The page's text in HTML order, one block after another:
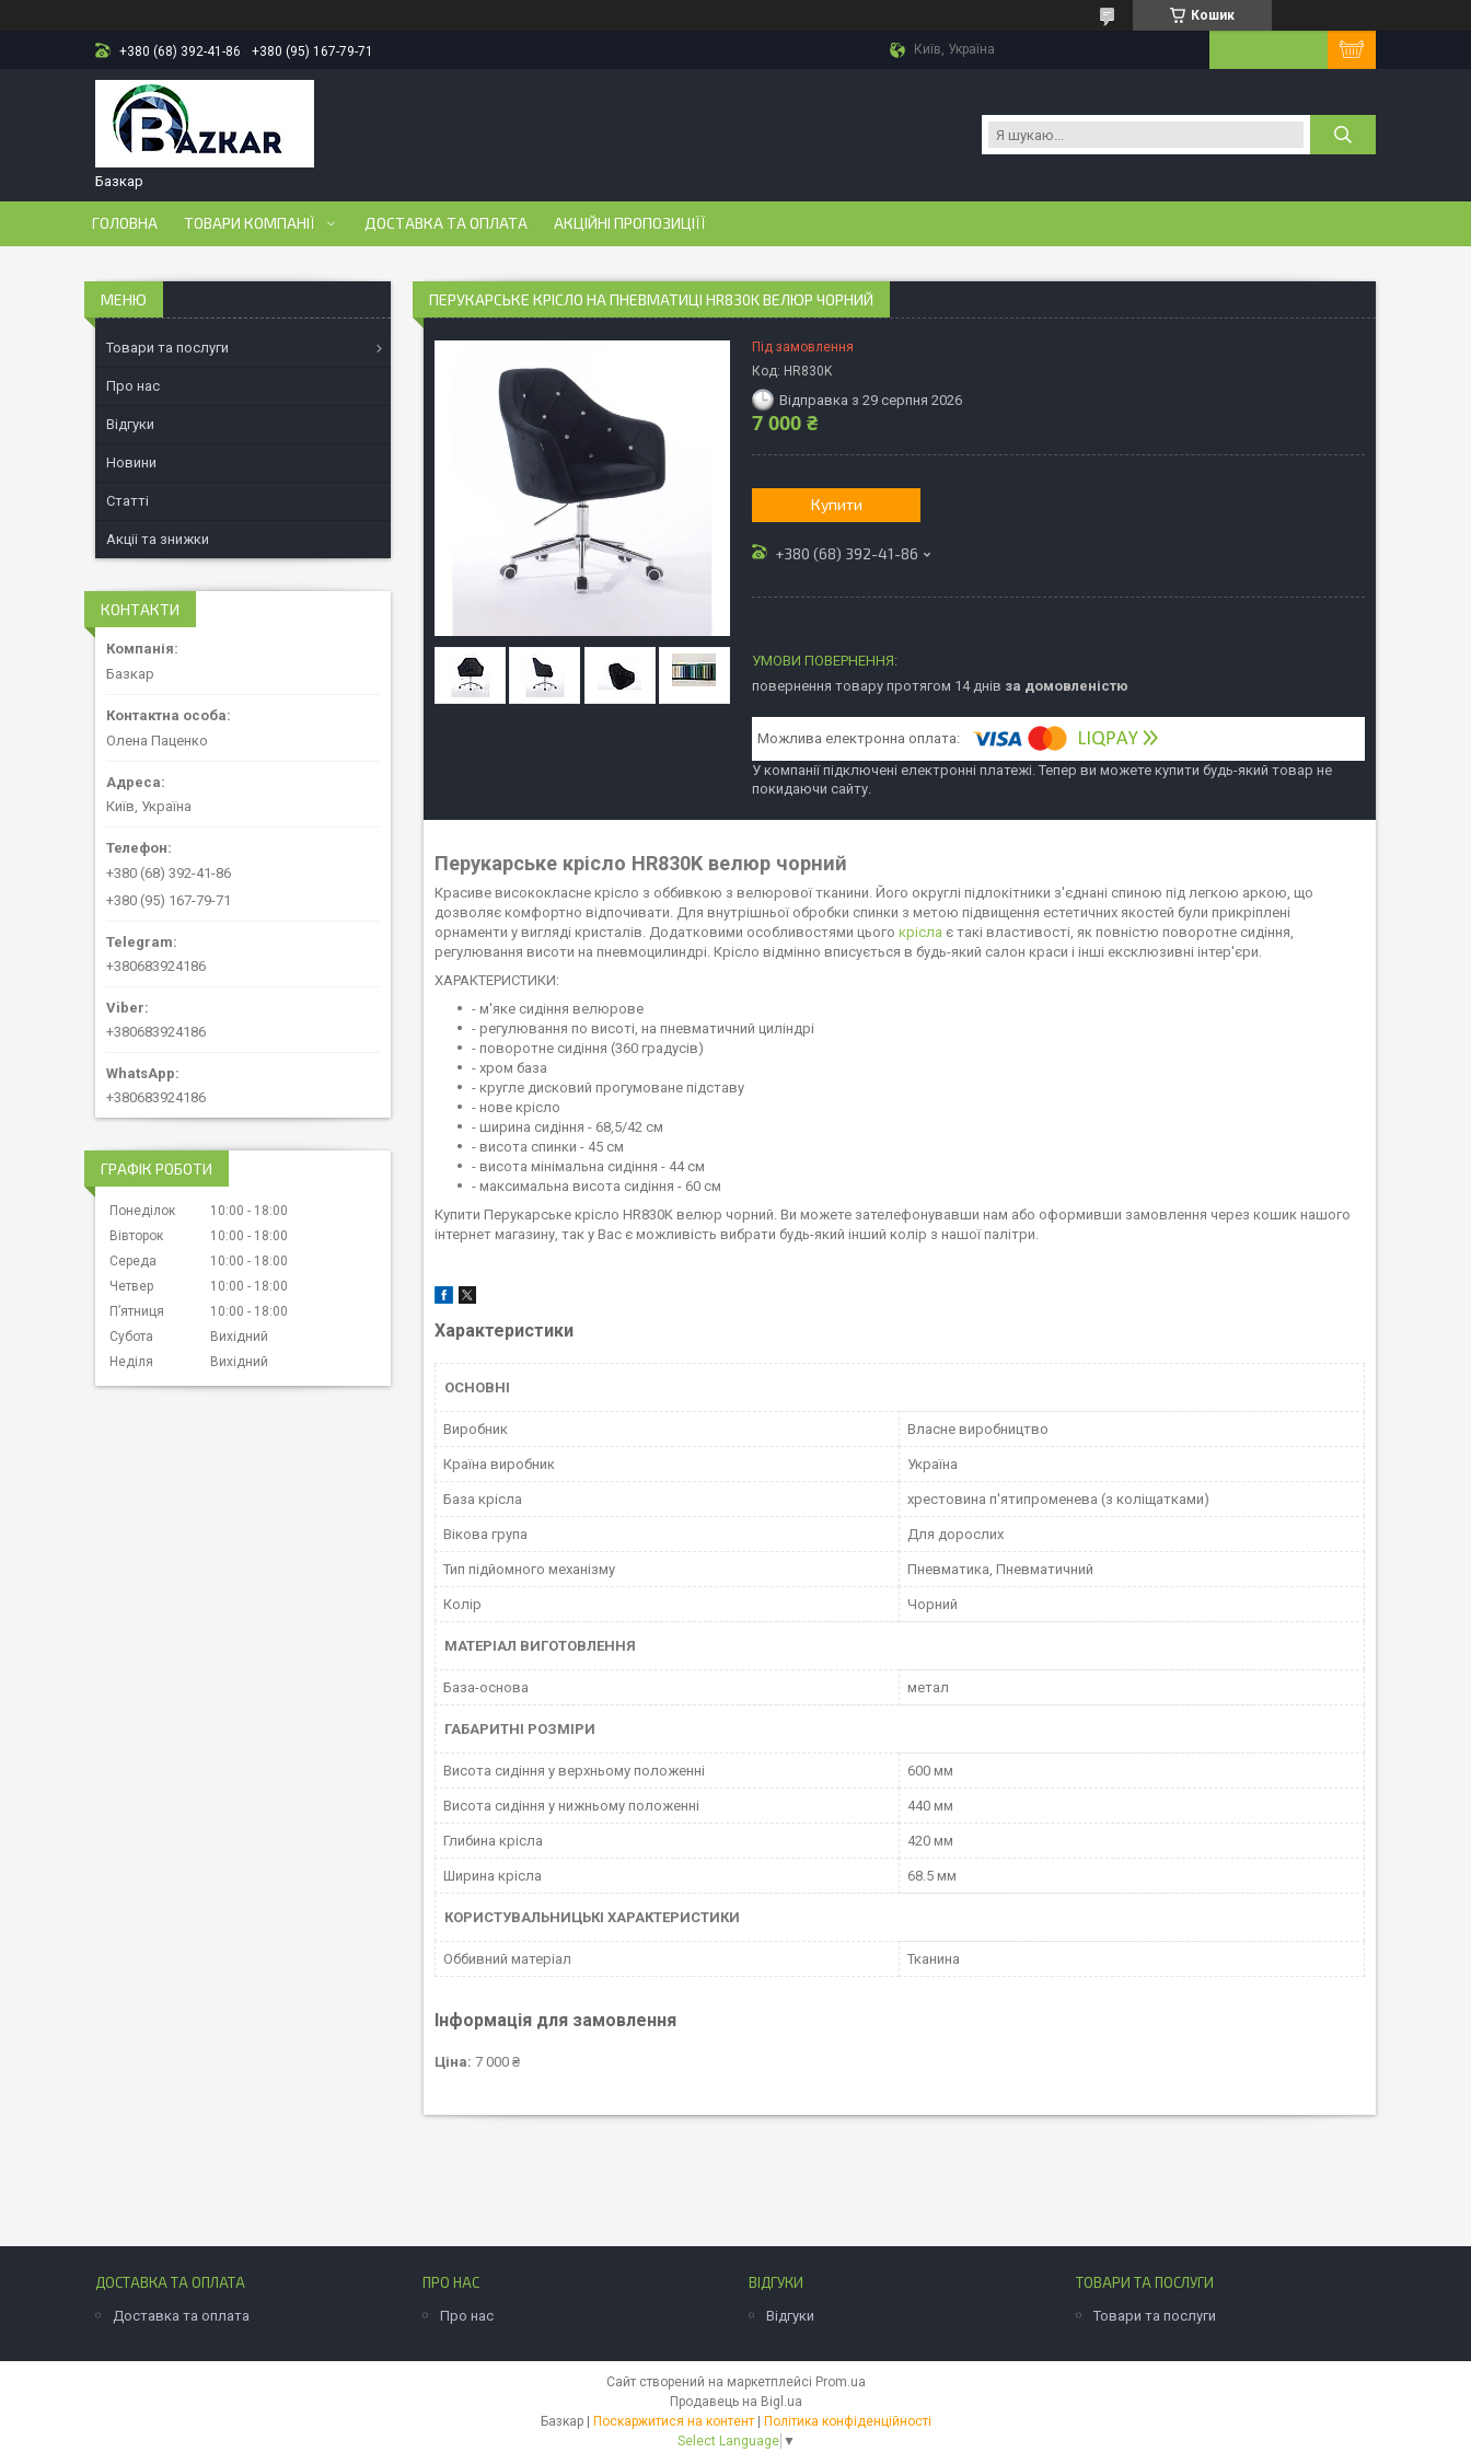
Кошик
+380 (68) 392-41-86 +380 (95) 167-79-71 Київ, Україна
Базкар
ГОЛОВНА ТОВАРИ КОМПАНІЇ ДОСТАВКА ТА ОПЛАТА АКЦІЙНІ ПРОПОЗИЦІЇЇ
ПЕРУКАРСЬКЕ КРІСЛО НА ПНЕВМАТИЦІ HR830K ВЕЛЮР ЧОРНИЙ
Під замовлення
Код: HR830K
Відправка з 29 серпня 2026
7 000 ₴
Купити
+380 (68) 392-41-86
повернення товару протягом 14 днів за домовленістю
У компанії підключені електронні платежі. Тепер ви можете купити будь-який товар не
покидаючи сайту.
Перукарське крісло HR830K велюр чорний
Красиве висококласне крісло з оббивкою з велюрової тканини. Його округлі підлокітники з'єднані спиною під легкою аркою, що
дозволяє комфортно відпочивати. Для внутрішньої обробки спинки з метою підвищення естетичних якостей були прикріплені
орнаменти у вигляді кристалів. Додатковими особливостями цього крісла є такі властивості, як повністю поворотне сидіння,
регулювання висоти на пневмоцилиндрі. Крісло відмінно вписується в будь-який салон краси і інші ексклюзивні інтер'єри.
ХАРАКТЕРИСТИКИ:
- м'яке сидіння велюрове
- регулювання по висоті, на пневматичний циліндрі
- поворотне сидіння (360 градусів)
- хром база
- кругле дисковий прогумоване підставу
- нове крісло
- ширина сидіння - 68,5/42 см
- висота спинки - 45 см
- висота мінімальна сидіння - 44 см
- максимальна висота сидіння - 60 см
Купити Перукарське крісло HR830K велюр чорний. Ви можете зателефонувавши нам або оформивши замовлення через кошик нашого
інтернет магазину, так у Вас є можливість вибрати будь-який інший колір з нашої палітри.
Характеристики
ОСНОВНІ
Виробник Власне виробництво
Країна виробник Україна
База крісла хрестовина п'ятипроменева (з коліщатками)
Вікова група Для дорослих
Тип підйомного механізму Пневматика, Пневматичний
Колір Чорний
МАТЕРІАЛ ВИГОТОВЛЕННЯ
База-основа метал
ГАБАРИТНІ РОЗМІРИ
Висота сидіння у верхньому положенні 600 мм
Висота сидіння у нижньому положенні 440 мм
Глибина крісла 420 мм
Ширина крісла 68.5 мм
КОРИСТУВАЛЬНИЦЬКІ ХАРАКТЕРИСТИКИ
Оббивний матеріал Тканина
Інформація для замовлення
Ціна: 7 000 ₴
Товари та послуги
Про нас
Відгуки
Новини
Статті
Акціі та знижки
КОНТАКТИ
Базкар
Олена Паценко
Київ, Україна
+380 (68) 392-41-86
+380 (95) 167-79-71
+380683924186
+380683924186
+380683924186
ГРАФІК РОБОТИ
Понеділок 10:00
18:00
Вівторок
10:00
18:00
Середа
10:00
18:00
Четвер
10:00
18:00
Пʼятниця
10:00
18:00
Субота
Вихідний
Неділя
Вихідний
ДОСТАВКА ТА ОПЛАТА
Доставка та оплата
ПРО НАС
Про нас
ВІДГУКИ
Відгуки
ТОВАРИ ТА ПОСЛУГИ
Товари та послуги
Сайт створений на маркетплейсі Prom.ua
Продавець на Bigl.ua
Базкар | Поскаржитися на контент | Політика конфіденційності
Select Language ▼